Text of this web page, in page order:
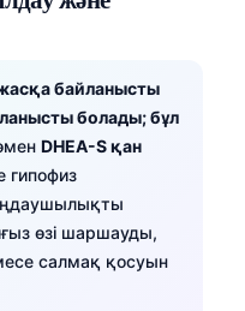
байланысты
болады; бұл
DHEA-S қан
гипофиз
өзі шаршауды,
салмақ қосуын